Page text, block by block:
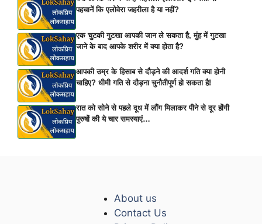
पहचानें कि एलोवेरा जहरीला है या नहीं?
एक चुटकी गुटखा आपकी जान ले सकता है, मुंह में गुटखा
जाने के बाद आपके शरीर में क्या होता है?
आपकी उम्र के हिसाब से दौड़ने की आदर्श गति क्या होनी
चाहिए? धीमी गति से दौड़ना चुनौतीपूर्ण हो सकता है!
रात को सोने से पहले दूध में लौंग मिलाकर पीने से दूर होंगी
पुरुषों की ये चार समस्याएं…
About us
Contact Us